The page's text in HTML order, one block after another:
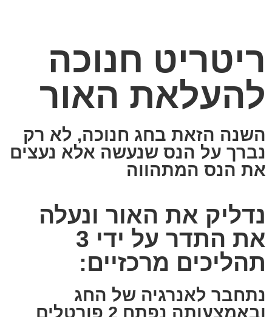
ריטריט חנוכה
להעלאת האור
השנה הזאת בחג חנוכה, לא רק
נברך על הנס שנעשה אלא נעצים
את הנס המתהווה
נדליק את האור ונעלה
את התדר על ידי 3
תהליכים מרכזיים:
נתחבר לאנרגיה של החג
ובאמצעותה נפתח 2 פורטלים